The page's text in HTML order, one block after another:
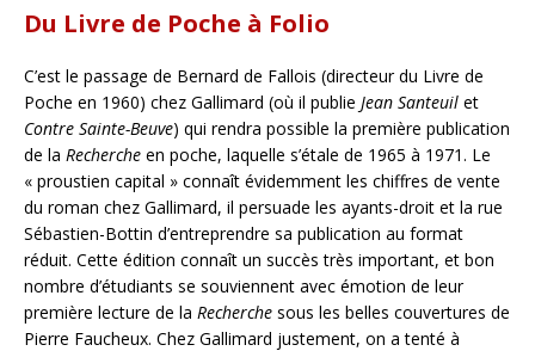
Du Livre de Poche à Folio
C’est le passage de Bernard de Fallois (directeur du Livre de
Poche en 1960) chez Gallimard (où il publie Jean Santeuil et
Contre Sainte-Beuve) qui rendra possible la première publication
de la Recherche en poche, laquelle s’étale de 1965 à 1971. Le
« proustien capital » connaît évidemment les chiffres de vente
du roman chez Gallimard, il persuade les ayants-droit et la rue
Sébastien-Bottin d’entreprendre sa publication au format
réduit. Cette édition connaît un succès très important, et bon
nombre d’étudiants se souviennent avec émotion de leur
première lecture de la Recherche sous les belles couvertures de
Pierre Faucheux. Chez Gallimard justement, on a tenté à